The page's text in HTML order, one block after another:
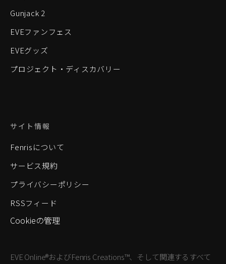
Gunjack 2
EVEファンフェス
EVEグッズ
プロジェクト・ディスカバリー
サイト情報
Fenrisについて
サービス規約
プライバシーポリシー
RSSフィード
Cookieの管理
EVE Online®およびFenris Creations™、そして関連するすべて